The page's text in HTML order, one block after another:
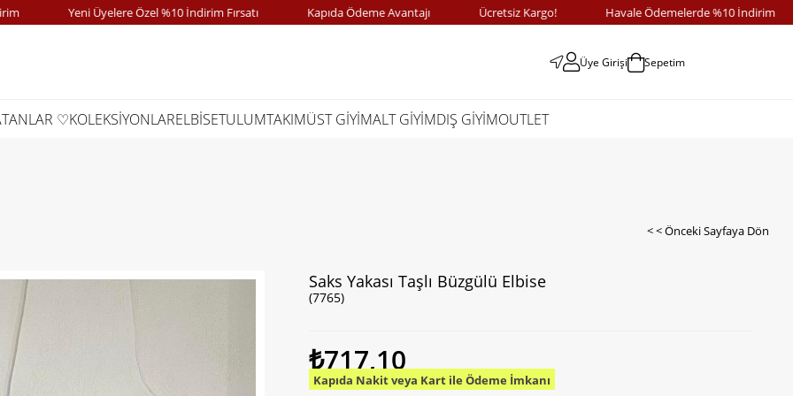
Yeni Üyelere Özel %10 İndirim Fırsatı Kapıda Ödeme Avantajı Ücretsiz Kargo! Havale Ödemelerde %10 İndirim
Üye Girişi Sepetim
♡KOLEKSİYONLARELBİSETULUMTAKIMÜST GİYİMALT GİYİMDIŞ GİYİMOUTLET
< < Önceki Sayfaya Dön
Saks Yakası Taşlı Büzgülü Elbise
(7765)
₺717,10
Kapıda Nakit veya Kart ile Ödeme İmkanı